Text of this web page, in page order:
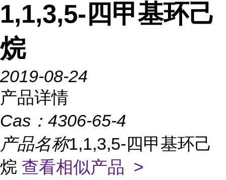
1,1,3,5-四甲基环己
烷
2019-08-24
产品详情
Cas： 4306-65-4
产品名称1,1,3,5-四甲基环己
烷 查看相似产品 >